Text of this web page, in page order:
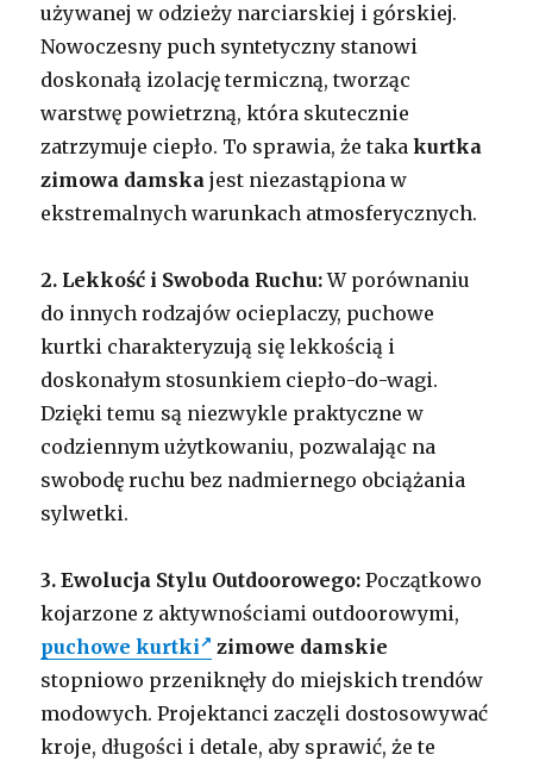
używanej w odzieży narciarskiej i górskiej.
Nowoczesny puch syntetyczny stanowi
doskonałą izolację termiczną, tworząc
warstwę powietrzną, która skutecznie
zatrzymuje ciepło. To sprawia, że takakurtka
zimowa damska jest niezastąpiona w
ekstremalnych warunkach atmosferycznych.
2. Lekkość i Swoboda Ruchu:W porównaniu
do innych rodzajów ocieplaczy, puchowe
kurtki charakteryzują się lekkością i
doskonałym stosunkiem ciepło-do-wagi.
Dzięki temu są niezwykle praktyczne w
codziennym użytkowaniu, pozwalając na
swobodę ruchu bez nadmiernego obciążania
sylwetki.
3. Ewolucja Stylu Outdoorowego: Początkowo
kojarzone z aktywnościami outdoorowymi,
puchowe kurtki
zimowe damskie
stopniowo przeniknęły do miejskich trendów
modowych. Projektanci zaczęli dostosowywać
kroje, długości i detale, aby sprawić, że te